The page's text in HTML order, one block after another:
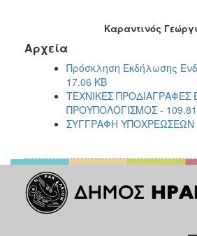
Καραντινός
Αρχεία
Πρόσκληση Εκδήλωσης
17.06 KB
ΤΕΧΝΙΚΕΣ ΠΡΟΔΙΑΓΡΑΦΕΣ
ΠΡΟΥΠΟΛΟΓΙΣΜΟΣ -
ΣΥΓΓΡΑΦΗ ΥΠΟΧΡΕΩΣΕΩΝ